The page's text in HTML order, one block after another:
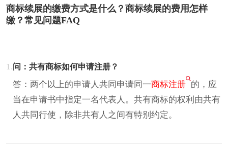
商标续展的缴费方式是什么？商标续展的费用怎样
缴？常见问题FAQ
1.问：共有商标如何申请注册？
答：两个以上的申请人共同申请同一商标注册 的，应
当在申请书中指定一名代表人。共有商标的权利由共有
人共同行使，除非共有人之间有特别约定。